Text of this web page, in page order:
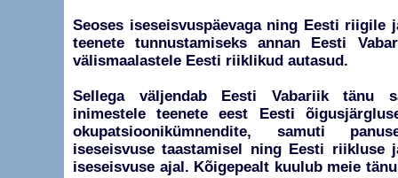
Seoses iseseisvuspäevaga ning Eesti riigile
teenete tunnustamiseks annan Eesti
välismaalastele Eesti riiklikud autasud.
Sellega väljendab Eesti Vabariik tänu
inimestele teenete eest Eesti
okupatsioonikümnendite, samuti
iseseisvuse taastamisel ning Eesti riikluse
iseseisvuse ajal. Kõigepealt kuulub meie